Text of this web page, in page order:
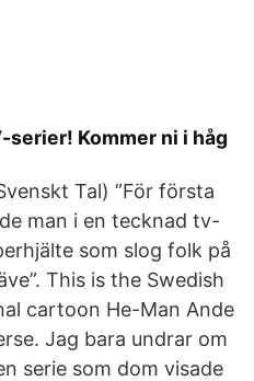
Kommer ni i håg
Tal) ”För första
man i en tecknad tv-
som slog folk på
This is the Swedish
cartoon He-Man Ande
Jag bara undrar om
serie som dom visade